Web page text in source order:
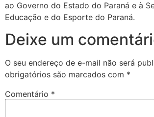
ao Governo do Estado do Paraná e à
Educação e do Esporte do Paraná.
Deixe um
O seu endereço de e-mail não será
obrigatórios são marcados com *
Comentário *